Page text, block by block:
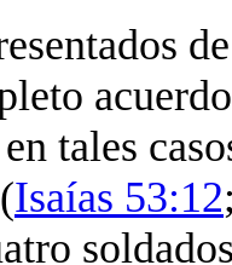
tales
Isaías 53:12